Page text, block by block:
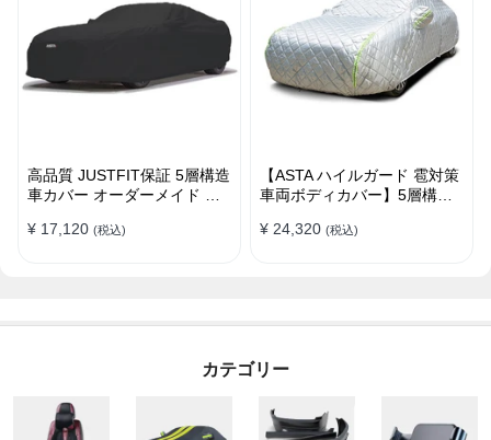
高品質 JUSTFIT保証 5層構造
車カバー オーダーメイド 台
保護
¥ 17,120 (税込)
【ASTA ハイルガード 雹対策
車両ボディカバー】5層構造
止 防雪防風 極厚 防風ロープ
¥ 24,320 (税込)
カテゴリー